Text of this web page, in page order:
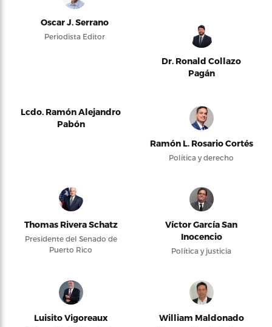
Oscar J. Serrano
Periodista Editor
Dr. Ronald Collazo
Pagán
Lcdo. Ramón Alejandro
Pabón
Ramón L. Rosario Cortés
Política y derecho
Thomas Rivera Schatz
Presidente del Senado de
Puerto Rico
Víctor García San
Inocencio
Política y justicia
Luisito Vigoreaux William Maldonado